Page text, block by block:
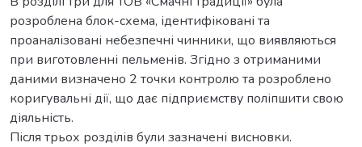
розроблена блок-схема, ідентифіковані та
проаналізовані небезпечні чинники, що виявляються
при виготовленні пельменів. Згідно з отриманими
даними визначено 2 точки контролю та розроблено
коригувальні дії, що дає підприємству поліпшити свою
діяльність.
Після трьох розділів були зазначені висновки.